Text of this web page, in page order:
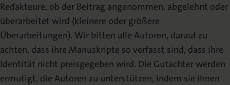
Redakteure, ob der Beitrag angenommen, abgelehnt oder
überarbeitet wird (kleinere oder größere
Überarbeitungen). Wir bitten alle Autoren, darauf zu
achten, dass ihre Manuskripte so verfasst sind, dass ihre
Identität nicht preisgegeben wird. Die Gutachter werden
ermutigt, die Autoren zu unterstützen, indem sie ihnen